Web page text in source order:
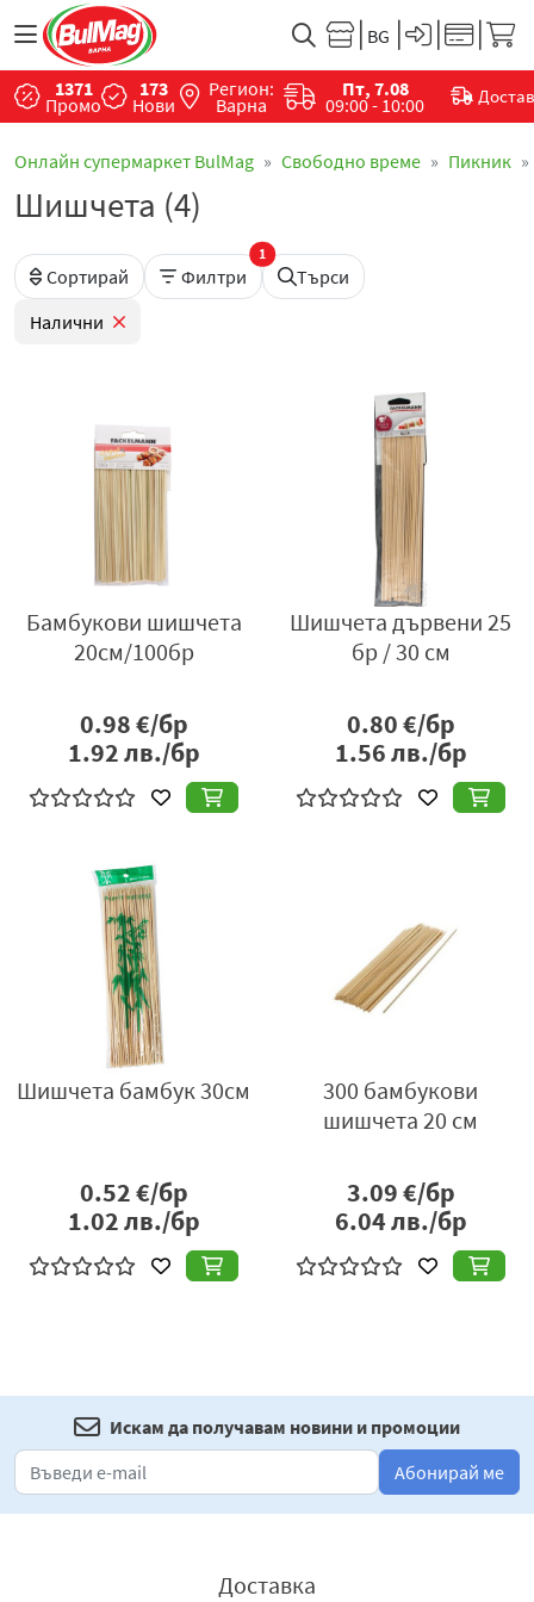
1371
Промо
173
Нови
Регион:
Варна
Пт, 7.08
09:00 - 10:00
Онлайн супермаркет BulMag Свободно време Пикник
Шишчета (4)
Сортирай Филтри
1
Търси
Налични
Бамбукови шишчета
20см/100бр
0.98€/бр
1.92лв./бр
Шишчета дървени 25
бр / 30 см
0.80€/бр
1.56лв./бр
Шишчета бамбук 30см
0.52€/бр
1.02лв./бр
300 бамбукови
шишчета 20 см
3.09€/бр
6.04лв./бр
Искам да получавам новини и промоции
Абонирай ме
Доставка